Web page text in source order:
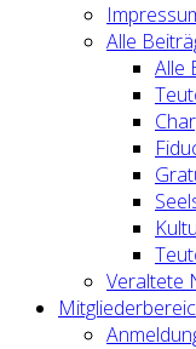
Alle
Alle
Veraltete